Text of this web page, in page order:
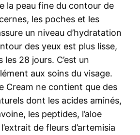
la peau fine du contour de
les poches et les
un niveau d’hydratation
des yeux est plus lisse,
les 28 jours. C’est un
aux soins du visage.
Cream ne contient que des
dont les acides aminés,
les peptides, l’aloe
de fleurs d’artemisia